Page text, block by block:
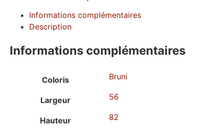
Informations complémentaires
Description
Informations complémentaires
Coloris Bruni
Largeur 56
Hauteur 82